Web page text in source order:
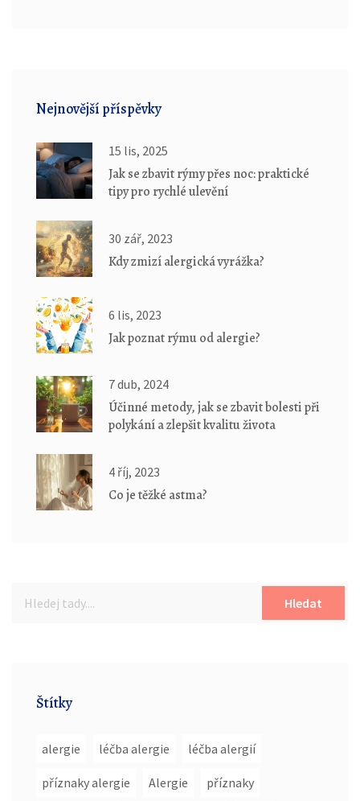
Nejnovější příspěvky
15 lis, 2025
Jak se zbavit rýmy přes noc: praktické
tipy pro rychlé ulevění
30 zář, 2023
Kdy zmizí alergická vyrážka?
6 lis, 2023
Jak poznat rýmu od alergie?
7 dub, 2024
Účinné metody, jak se zbavit bolesti při
polykání a zlepšit kvalitu života
4 říj, 2023
Co je těžké astma?
Hledat
Štítky
alergie léčba alergie léčba alergií
příznaky alergie Alergie příznaky